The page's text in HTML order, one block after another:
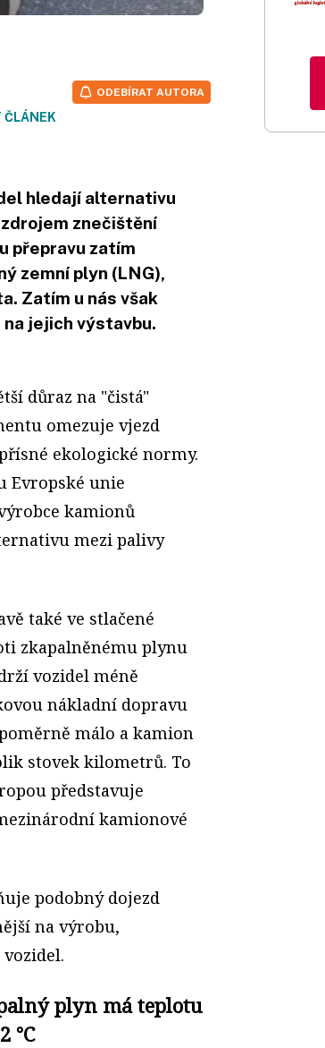
ČLÁNEK
ODEBÍRAT AUTORA
hledají alternativu
znečištění
přepravu zatím
zemní plyn (LNG),
Zatím u nás však
jejich výstavbu.
důraz na "čistá"
omezuje vjezd
ekologické normy.
Evropské unie
kamionů
mezi palivy
také ve stlačené
zkapalněnému plynu
vozidel méně
nákladní dopravu
málo a kamion
stovek kilometrů. To
představuje
kamionové
podobný dojezd
na výrobu,
plyn má teplotu
°C